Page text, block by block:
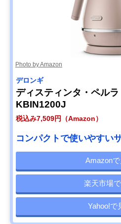
Photo by Amazon
デロンギ
ディスティンタ・ペル
KBIN1200J
税込み7,509円（Amazon）
コンパクトで使いやすい
Amazonで
楽天市場
Yahoo!で